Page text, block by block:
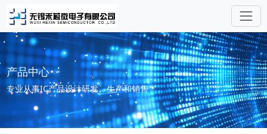
产品中心
专业从事IC产品设计研发、生产和销售